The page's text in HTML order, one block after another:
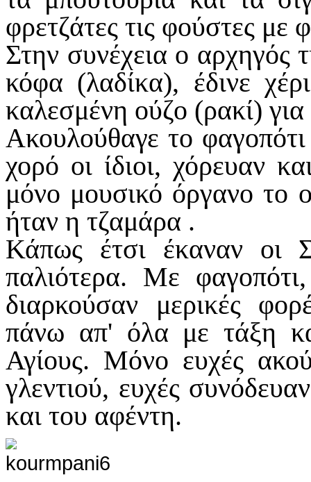
φρετζάτες τις φούστες με
Στην συνέχεια ο αρχηγός
κόφα (λαδίκα), έδινε
καλεσμένη ούζο (ρακί)
Ακουλούθαγε το
χορό οι ίδιοι, χόρευαν
μόνο μουσικό όργανο το
ήταν η τζαμάρα .
Κάπως έτσι έκαναν οι
παλιότερα. Με
διαρκούσαν μερικές
πάνω απ' όλα με τάξη
Αγίους. Μόνο ευχές
γλεντιού, ευχές
και του αφέντη.